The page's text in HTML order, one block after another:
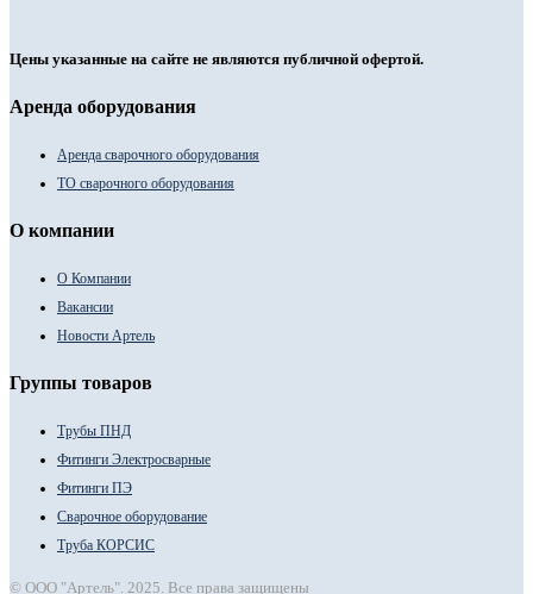
Цены указанные на сайте не являются публичной офертой.
Аренда оборудования
Аренда сварочного оборудования
ТО сварочного оборудования
О компании
О Компании
Вакансии
Новости Артель
Группы товаров
Трубы ПНД
Фитинги Электросварные
Фитинги ПЭ
Сварочное оборудование
Труба КОРСИС
© ООО "Артель". 2025. Все права защищены